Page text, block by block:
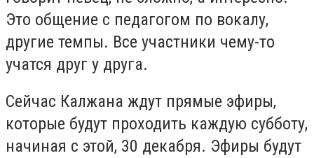
Это общение с педагогом по вокалу,
другие темпы. Все участники чему-то
учатся друг у друга.
Сейчас Калжана ждут прямые эфиры,
которые будут проходить каждую субботу,
начиная с этой, 30 декабря. Эфиры будут